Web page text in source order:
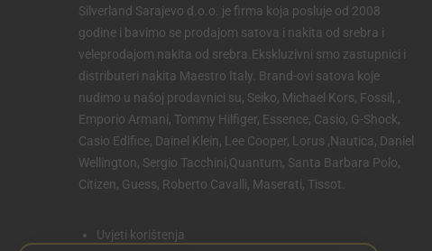
Silverland Sarajevo d.o.o. je firma koja posluje od 2008
godine i bavimo se prodajom satova i nakita od srebra i
veleprodajom nakita od srebra.Ekskluzivni smo zastupnici i
distributeri nakita Maestro Italy. Brand-ovi satova koje
nudimo u našoj prodavnici su, Seiko, Michael Kors, Fossil, ,
Emporio Armani, Tommy Hilfiger, Essence, Casio, G-Shock,
Casio Edifice, Dainel Klein, Lee Cooper, Lorus ,Nautica, Daniel
Wellington, Sergio Tacchini,Quantum, Santa Barbara Polo,
Citizen, Guess, Roberto Cavalli, Maserati, Tissot.
Uvjeti korištenja